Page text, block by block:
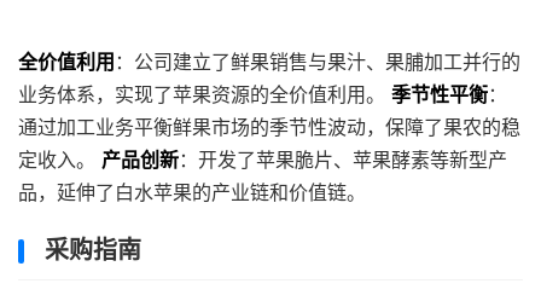
全价值利用 ：公司建立了鲜果销售与果汁、果脯加工并行的
业务体系，实现了苹果资源的全价值利用。 季节性平衡：
通过加工业务平衡鲜果市场的季节性波动，保障了果农的稳
定收入。 产品创新：开发了苹果脆片、苹果酵素等新型产
品，延伸了白水苹果的产业链和价值链。
采购指南